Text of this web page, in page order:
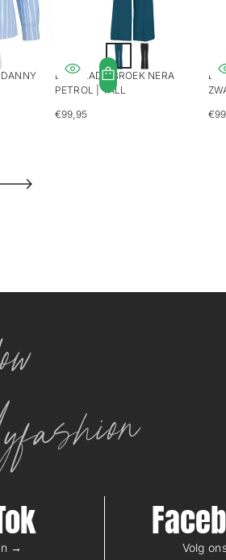
LONGLADY BROEK NERA
PETROL | TALL
REGULIERE
€99,95
→ Volg